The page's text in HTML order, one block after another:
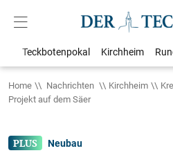
Teckbotenpokal Kirchheim
Home Nachrichten Kirchheim
Projekt auf dem Säer
Neubau